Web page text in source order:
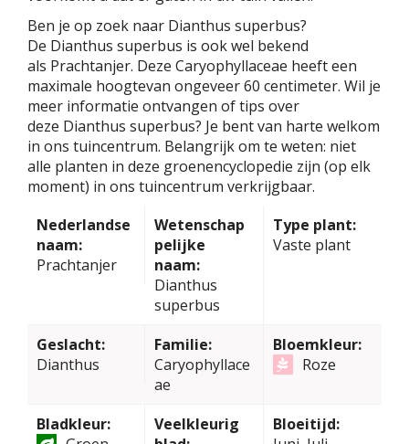
Ben je op zoek naar Dianthus superbus?
De Dianthus superbus is ook wel bekend
als Prachtanjer. Deze Caryophyllaceae heeft een
maximale hoogtevan ongeveer 60 centimeter. Wil je
meer informatie ontvangen of tips over
deze Dianthus superbus? Je bent van harte welkom
in ons tuincentrum. Belangrijk om te weten: niet
alle planten in deze groenencyclopedie zijn (op elk
moment) in ons tuincentrum verkrijgbaar.
Nederlandse
naam:
Prachtanjer
Wetenschap
pelijke
naam:
Dianthus
superbus
Type plant:
Vaste plant
Geslacht:
Dianthus
Familie:
Caryophyllace
ae
Bloemkleur:
Roze
Bladkleur:
Veelkleurig
Bloeitijd: